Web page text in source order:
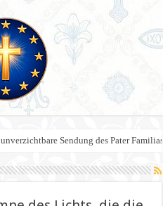
Sendung des Pater